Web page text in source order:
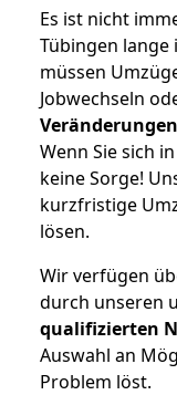
Es ist nicht
Tübingen lange
müssen
Jobwechseln
Wenn Sie sich
keine Sorge!
kurzfristige
lösen.
Wir verfügen
durch unseren
qualifizierten
Auswahl an
Problem löst.